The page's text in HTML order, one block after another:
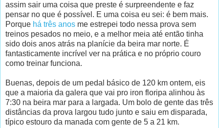
assim sair uma coisa que preste é surpreendente e faz
pensar no que é possível. E uma coisa eu sei: é bem mais.
Porque há três anos me estrepei todo nessa prova sem
treinos pesados no meio, e a melhor meia até então tinha
sido dois anos atrás na planície da beira mar norte. É
fantasticamente incrível ver na prática e no próprio couro
como treinar funciona.
Buenas, depois de um pedal básico de 120 km ontem, eis
que a maioria da galera que vai pro iron floripa alinhou às
7:30 na beira mar para a largada. Um bolo de gente das três
distâncias da prova largou tudo junto e saiu em disparada,
típico estouro da manada com gente de 5 a 21 km.